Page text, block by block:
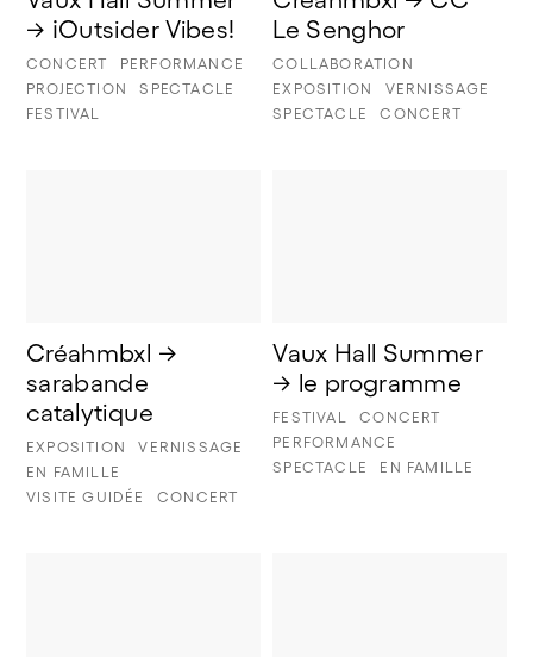
→ ¡Outsider Vibes!
CONCERT
PERFORMANCE
PROJECTION
SPECTACLE
FESTIVAL
Le Senghor
COLLABORATION
EXPOSITION
VERNISSAGE
SPECTACLE
CONCERT
Créahmbxl →
sarabande
catalytique
EXPOSITION
VERNISSAGE
EN FAMILLE
VISITE GUIDÉE
CONCERT
Vaux Hall Summer
→ le programme
FESTIVAL
CONCERT
PERFORMANCE
SPECTACLE
EN FAMILLE